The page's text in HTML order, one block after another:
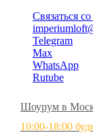
Связаться
Telegram
Max
WhatsApp
Rutube
Шоурум в
10:00-18:00